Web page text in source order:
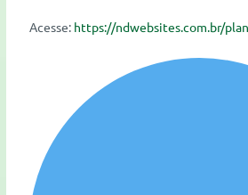
Acesse: https://ndwebsites.com.br/